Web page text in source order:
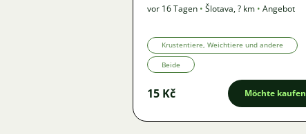
vor 16 Tagen • Šlotava,? km • Angebot
Krustentiere, Weichtiere und andere
Beide
15 Kč Möchte kaufen